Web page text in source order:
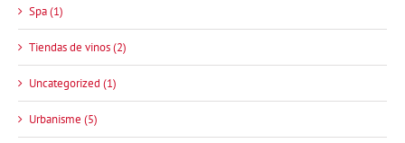
Spa (1)
Tiendas de vinos (2)
Uncategorized (1)
Urbanisme (5)